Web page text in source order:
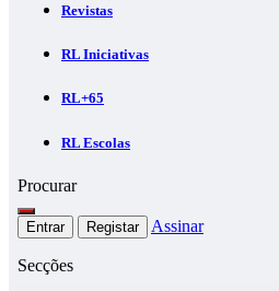
Revistas
RL Iniciativas
RL+65
RL Escolas
Procurar
Entrar Registar Assinar
Secções